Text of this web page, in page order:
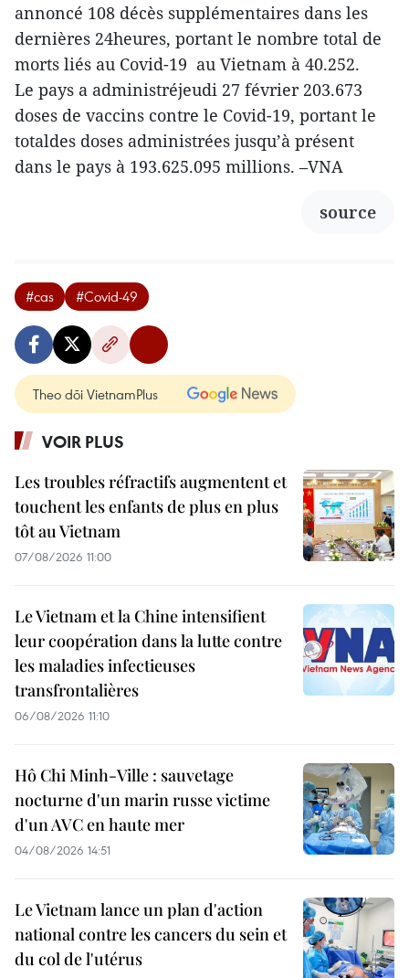
annoncé 108 décès supplémentaires dans les
dernières 24heures, portant le nombre total de
morts liés au Covid-19 au Vietnam à 40.252.
Le pays a administréjeudi 27 février 203.673
doses de vaccins contre le Covid-19, portant le
totaldes doses administrées jusqu’à présent
dans le pays à 193.625.095 millions. –VNA
source
#cas #Covid-49
Theo dõi VietnamPlus
VOIR PLUS
Les troubles réfractifs augmentent et
touchent les enfants de plus en plus
tôt au Vietnam
07/08/2026 11:00
Le Vietnam et la Chine intensifient
leur coopération dans la lutte contre
les maladies infectieuses
transfrontalières
06/08/2026 11:10
Hô Chi Minh-Ville : sauvetage
nocturne d'un marin russe victime
d'un AVC en haute mer
04/08/2026 14:51
Le Vietnam lance un plan d'action
national contre les cancers du sein et
du col de l'utérus